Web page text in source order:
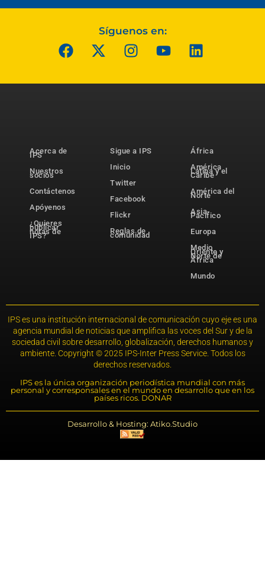
Síguenos en:
Acerca de
IPS
Nuestros
socios
Contáctenos
Apóyenos
¿Quieres
publicar
notas de
IPS?
Sigue a IPS
Inicio
Twitter
Facebook
Flickr
Reglas de
comunidad
África
América
Latina y el
Caribe
América del
Norte
Asia-
Pacífico
Europa
Medio
Oriente y
Norte de
África
Mundo
IPS es una institución internacional de comunicación cuyo eje es una
agencia mundial de noticias que amplifica las voces del Sur y de la
sociedad civil sobre desarrollo, globalización, derechos humanos y
ambiente. Copyright © 2025 IPS-Inter Press Service. Todos los
derechos reservados.
IPS es la única organización periodística mundial con más
personal y corresponsales en el mundo en desarrollo que en los
países ricos. DONAR
Desarrollo & Hosting: Atiko.Studio